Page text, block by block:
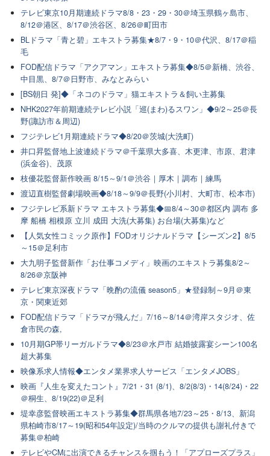
テレビ東京10月期連続ドラマ8/8・23・29・30＠埼玉県鶴ヶ島市、
8/12＠港区、8/17＠渋谷区、8/26＠町田市
BLドラマ「青と碧」エキストラ募集★8/7・9・10＠代沢、8/17＠稲
毛
FOD配信ドラマ「アクアマン」エキストラ募集◆8/5＠新橋、渋谷、
中目黒、8/7＠日野市、みなとみらい
[BS朝日 発]◆「ネコのドラマ」猫エキストラ＆飼い主募集
NHK2027年前期連続テレビ小説「巡(まわ)るスワン」◆9/2～25＠長
野(諏訪市＆周辺)
フジテレビ1月期連続ドラマ◆8/20＠茨城(大洗町)
井口昇監督地上波連続ドラマ＠千葉県大多喜、木更津、市原、君津
(浜金谷)、茂原
枝優花監督新作映画 8/15～9/1＠渋谷｜厚木｜調布｜練馬
渡辺直樹監督劇場映画◆8/18～9/9＠長野(小川村、大町市、松本市)
フジテレビ系新ドラマ エキストラ募集◆📅8/4～30＠都区内 調布 多
摩 船橋 相模原 立川 成田 大洗(大募集) お台場(大募集)など
【人気女性コミック原作】FODオリジナルドラマ【シーズン2】8/5
～15＠足利市
大九明子監督新作「お仕事コメディ」映画のエキストラ募集8/2～
8/26＠京阪神
テレビ東京深夜ドラマ「晩酌の流儀 season5」★登録制～9月＠東
京・関東近郊
FOD配信ドラマ「ドラマが飛んだ」7/16～8/14＠湾岸スタジオ、佐
倉市民の森,
10月期GP帯リーガルドラマ◆8/23＠水戸市 結婚披露宴シーン100名
超大募集
映像系求人情報◆エンタメ業界求人サービス「エンタメJOBS」
映画『人生を変えたコント』7/21・31 (8/1)、8/2(8/3)・14(8/24)・22
＠桐生、8/19(22)＠足利
堤幸彦監督映画エキストラ募集◆群馬県各地7/23～25・8/13、新潟
県柏崎市8/17～19(昭和54年設定)/当時のクルマの提供も謝礼付きで
募集＠柏崎
テレビやCMに出演できるチャンスを掴もう！「アプローズプラス」